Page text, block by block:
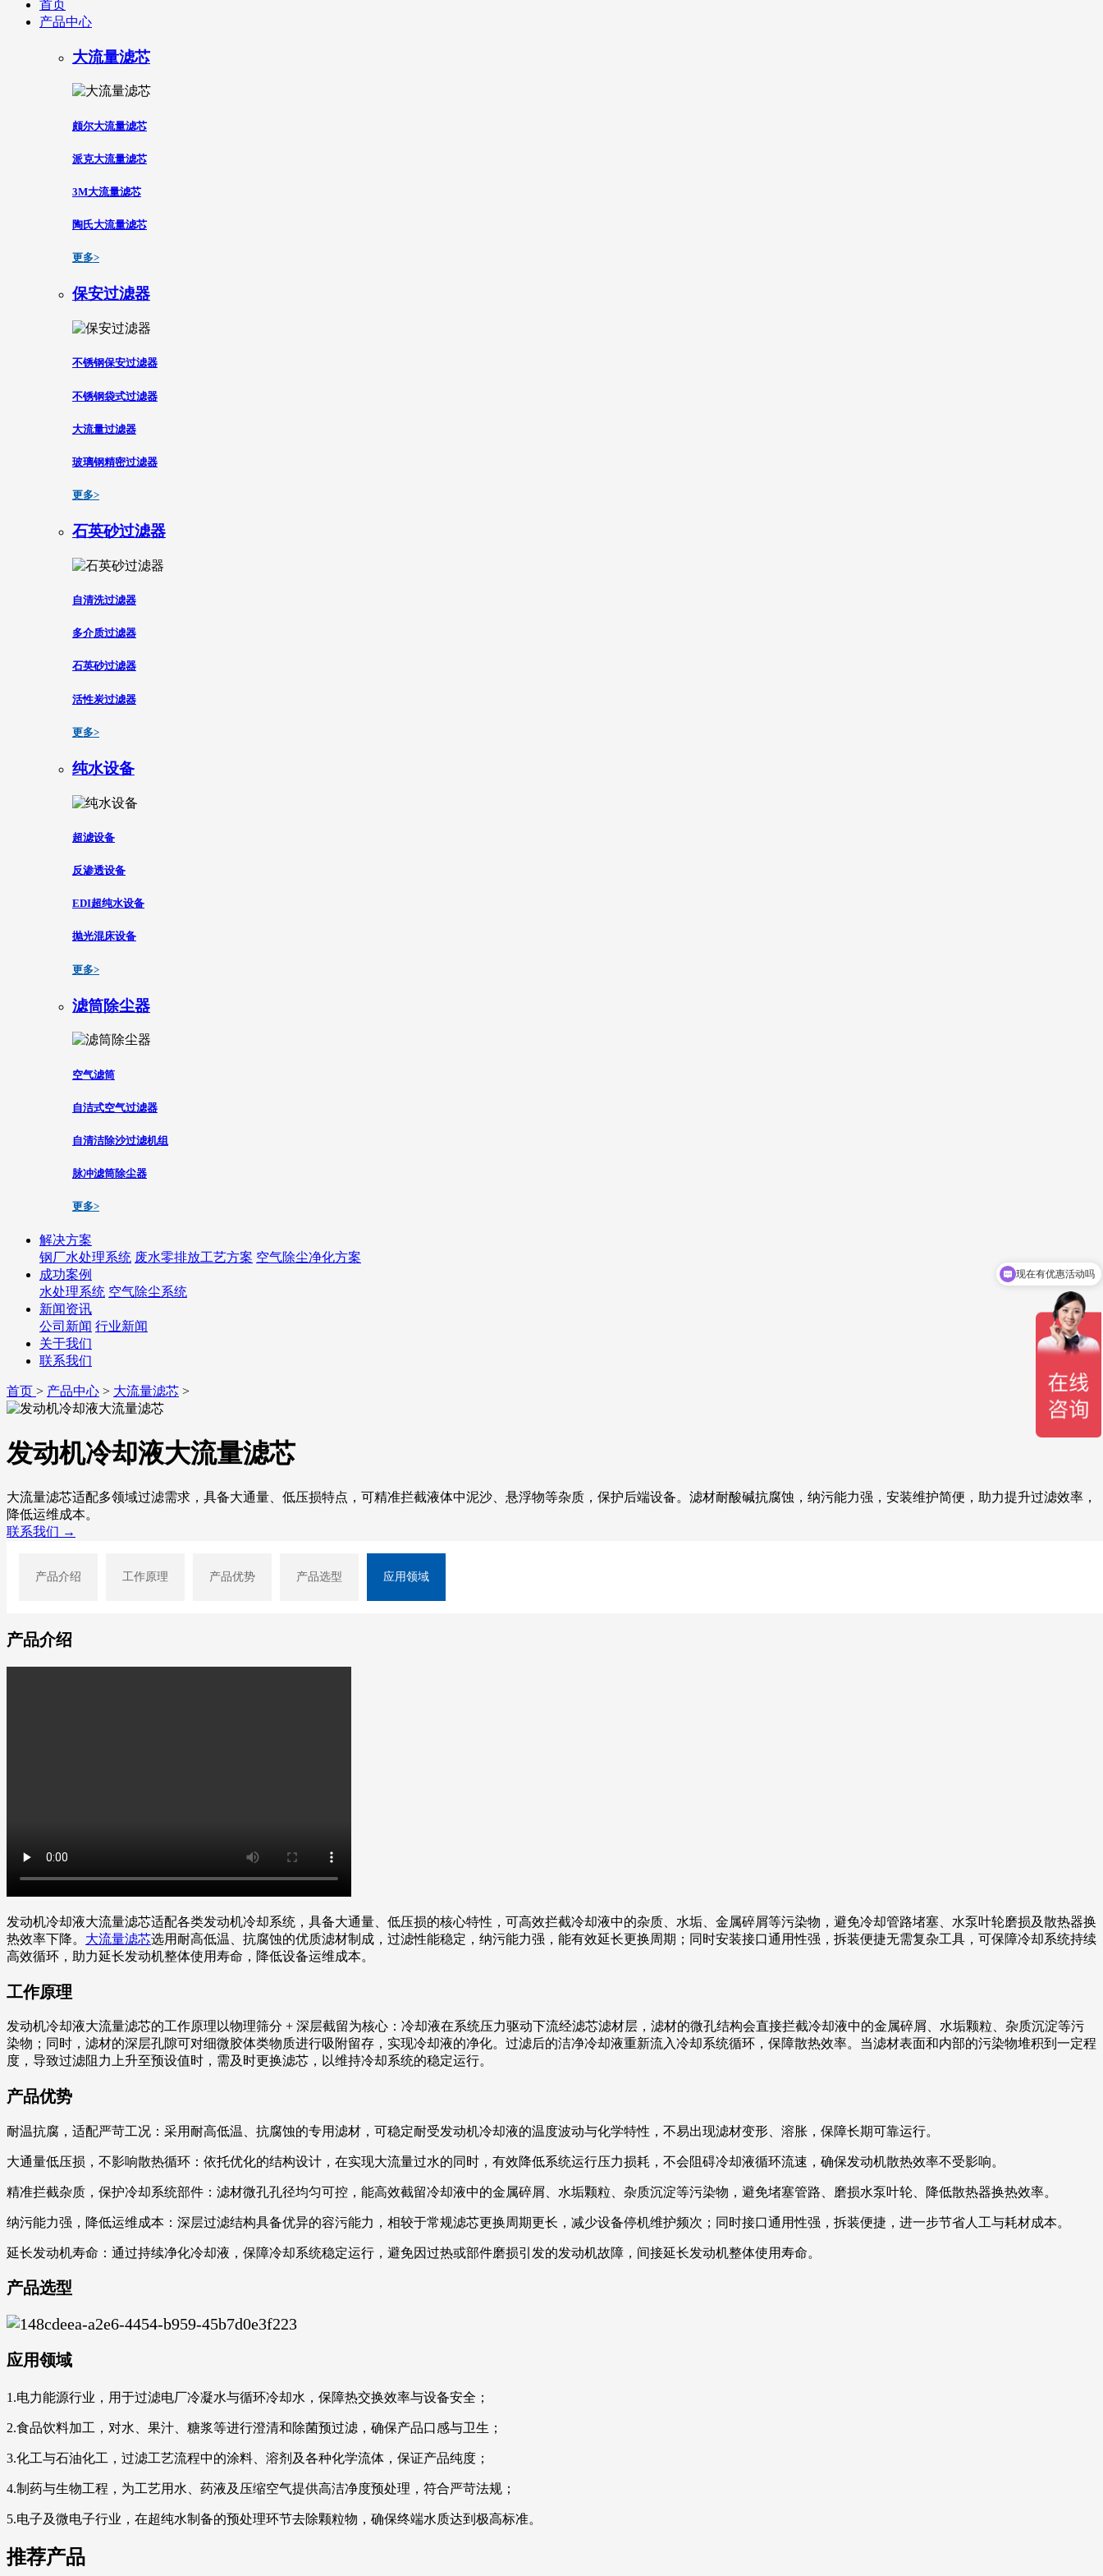
首页
产品中心
大流量滤芯
颇尔大流量滤芯
派克大流量滤芯
3M大流量滤芯
陶氏大流量滤芯
更多>
保安过滤器
不锈钢保安过滤器
不锈钢袋式过滤器
大流量过滤器
玻璃钢精密过滤器
更多>
石英砂过滤器
自清洗过滤器
多介质过滤器
石英砂过滤器
活性炭过滤器
更多>
纯水设备
超滤设备
反渗透设备
EDI超纯水设备
抛光混床设备
更多>
滤筒除尘器
空气滤筒
自洁式空气过滤器
自清洁除沙过滤机组
脉冲滤筒除尘器
更多>
解决方案
钢厂水处理系统 废水零排放工艺方案 空气除尘净化方案
成功案例
水处理系统 空气除尘系统
新闻资讯
公司新闻 行业新闻
关于我们
联系我们
首页 > 产品中心 > 大流量滤芯 >
发动机冷却液大流量滤芯
大流量滤芯适配多领域过滤需求，具备大通量、低压损特点，可精准拦截液体中泥沙、悬浮物等杂质，保护后端设备。滤材耐酸碱抗腐蚀，纳污能力强，安装维护简便，助力提升过滤效率，
降低运维成本。
联系我们 →
产品介绍 工作原理 产品优势 产品选型 应用领域
产品介绍
发动机冷却液大流量滤芯适配各类发动机冷却系统，具备大通量、低压损的核心特性，可高效拦截冷却液中的杂质、水垢、金属碎屑等污染物，避免冷却管路堵塞、水泵叶轮磨损及散热器换
热效率下降。 大流量滤芯选用耐高低温、抗腐蚀的优质滤材制成，过滤性能稳定，纳污能力强，能有效延长更换周期；同时安装接口通用性强，拆装便捷无需复杂工具，可保障冷却系统持续
高效循环，助力延长发动机整体使用寿命，降低设备运维成本。
工作原理
发动机冷却液大流量滤芯的工作原理以物理筛分 + 深层截留为核心：冷却液在系统压力驱动下流经滤芯滤材层，滤材的微孔结构会直接拦截冷却液中的金属碎屑、水垢颗粒、杂质沉淀等污
染物；同时，滤材的深层孔隙可对细微胶体类物质进行吸附留存，实现冷却液的净化。过滤后的洁净冷却液重新流入冷却系统循环，保障散热效率。当滤材表面和内部的污染物堆积到一定程
度，导致过滤阻力上升至预设值时，需及时更换滤芯，以维持冷却系统的稳定运行。
产品优势
耐温抗腐，适配严苛工况：采用耐高低温、抗腐蚀的专用滤材，可稳定耐受发动机冷却液的温度波动与化学特性，不易出现滤材变形、溶胀，保障长期可靠运行。
大通量低压损，不影响散热循环：依托优化的结构设计，在实现大流量过水的同时，有效降低系统运行压力损耗，不会阻碍冷却液循环流速，确保发动机散热效率不受影响。
精准拦截杂质，保护冷却系统部件：滤材微孔孔径均匀可控，能高效截留冷却液中的金属碎屑、水垢颗粒、杂质沉淀等污染物，避免堵塞管路、磨损水泵叶轮、降低散热器换热效率。
纳污能力强，降低运维成本：深层过滤结构具备优异的容污能力，相较于常规滤芯更换周期更长，减少设备停机维护频次；同时接口通用性强，拆装便捷，进一步节省人工与耗材成本。
延长发动机寿命：通过持续净化冷却液，保障冷却系统稳定运行，避免因过热或部件磨损引发的发动机故障，间接延长发动机整体使用寿命。
产品选型
应用领域
1.电力能源行业，用于过滤电厂冷凝水与循环冷却水，保障热交换效率与设备安全；
2.食品饮料加工，对水、果汁、糖浆等进行澄清和除菌预过滤，确保产品口感与卫生；
3.化工与石油化工，过滤工艺流程中的涂料、溶剂及各种化学流体，保证产品纯度；
4.制药与生物工程，为工艺用水、药液及压缩空气提供高洁净度预处理，符合严苛法规；
5.电子及微电子行业，在超纯水制备的预处理环节去除颗粒物，确保终端水质达到极高标准。
推荐产品
现在有优惠活动吗